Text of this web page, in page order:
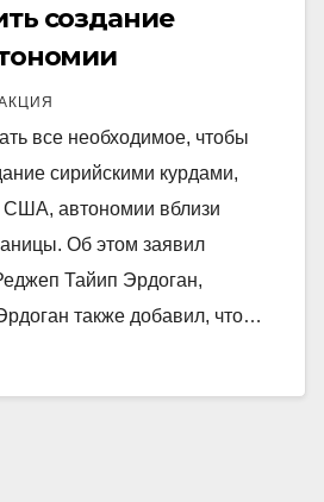
создание
все необходимое, чтобы
сирийскими курдами,
автономии вблизи
Об этом заявил
Тайип Эрдоган,
также добавил, что…